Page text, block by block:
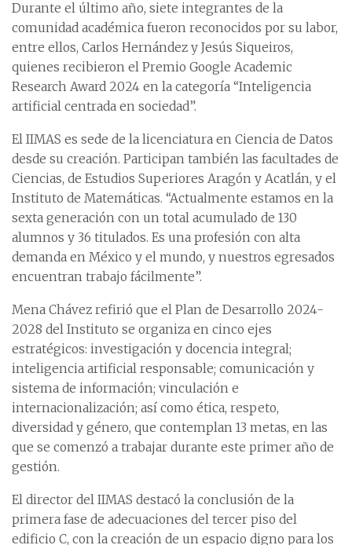
Durante el último año, siete integrantes de la
comunidad académica fueron reconocidos por su labor,
entre ellos, Carlos Hernández y Jesús Siqueiros,
quienes recibieron el Premio Google Academic
Research Award 2024 en la categoría “Inteligencia
artificial centrada en sociedad”.
El IIMAS es sede de la licenciatura en Ciencia de Datos
desde su creación. Participan también las facultades de
Ciencias, de Estudios Superiores Aragón y Acatlán, y el
Instituto de Matemáticas. “Actualmente estamos en la
sexta generación con un total acumulado de 130
alumnos y 36 titulados. Es una profesión con alta
demanda en México y el mundo, y nuestros egresados
encuentran trabajo fácilmente”.
Mena Chávez refirió que el Plan de Desarrollo 2024-
2028 del Instituto se organiza en cinco ejes
estratégicos: investigación y docencia integral;
inteligencia artificial responsable; comunicación y
sistema de información; vinculación e
internacionalización; así como ética, respeto,
diversidad y género, que contemplan 13 metas, en las
que se comenzó a trabajar durante este primer año de
gestión.
El director del IIMAS destacó la conclusión de la
primera fase de adecuaciones del tercer piso del
edificio C, con la creación de un espacio digno para los